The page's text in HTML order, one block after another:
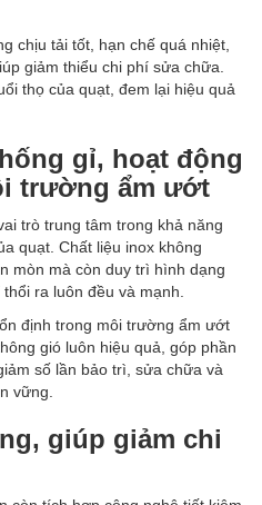
chịu tải tốt, hạn chế quá nhiệt,
giảm thiểu chi phí sửa chữa.
thọ của quạt, đem lại hiệu quả
gỉ, hoạt động
trường ẩm ướt
trò trung tâm trong khả năng
quạt. Chất liệu inox không
mòn mà còn duy trì hình dạng
ra luôn đều và mạnh.
định trong môi trường ẩm ướt
gió luôn hiệu quả, góp phần
số lần bảo trì, sửa chữa và
vững.
giúp giảm chi